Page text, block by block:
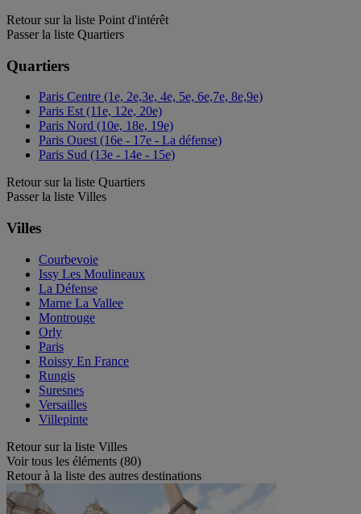
Retour sur la liste Point d'intérêt
Passer la liste Quartiers
Quartiers
Paris Centre (1e, 2e,3e, 4e, 5e, 6e,7e, 8e,9e)
Paris Est (11e, 12e, 20e)
Paris Nord (10e, 18e, 19e)
Paris Ouest (16e - 17e - La défense)
Paris Sud (13e - 14e - 15e)
Retour sur la liste Quartiers
Passer la liste Villes
Villes
Courbevoie
Issy Les Moulineaux
La Défense
Marne La Vallee
Montrouge
Orly
Paris
Roissy En France
Rungis
Suresnes
Versailles
Villepinte
Retour sur la liste Villes
Voir tous les éléments (80)
Retour à la liste des autres destinations